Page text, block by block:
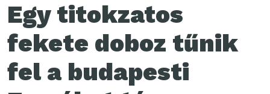
Egy titokzatos
fekete doboz tűnik
fel a budapesti